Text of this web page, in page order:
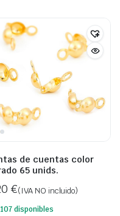
de cuentas color
65 unids.
€(IVA NO incluido)
107 disponibles